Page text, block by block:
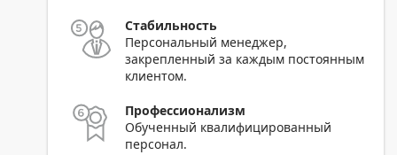
Стабильность
Персональный менеджер,
закрепленный за каждым постоянным
клиентом.
Профессионализм
Обученный квалифицированный
персонал.